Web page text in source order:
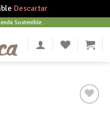
Descartar
Sostenible .